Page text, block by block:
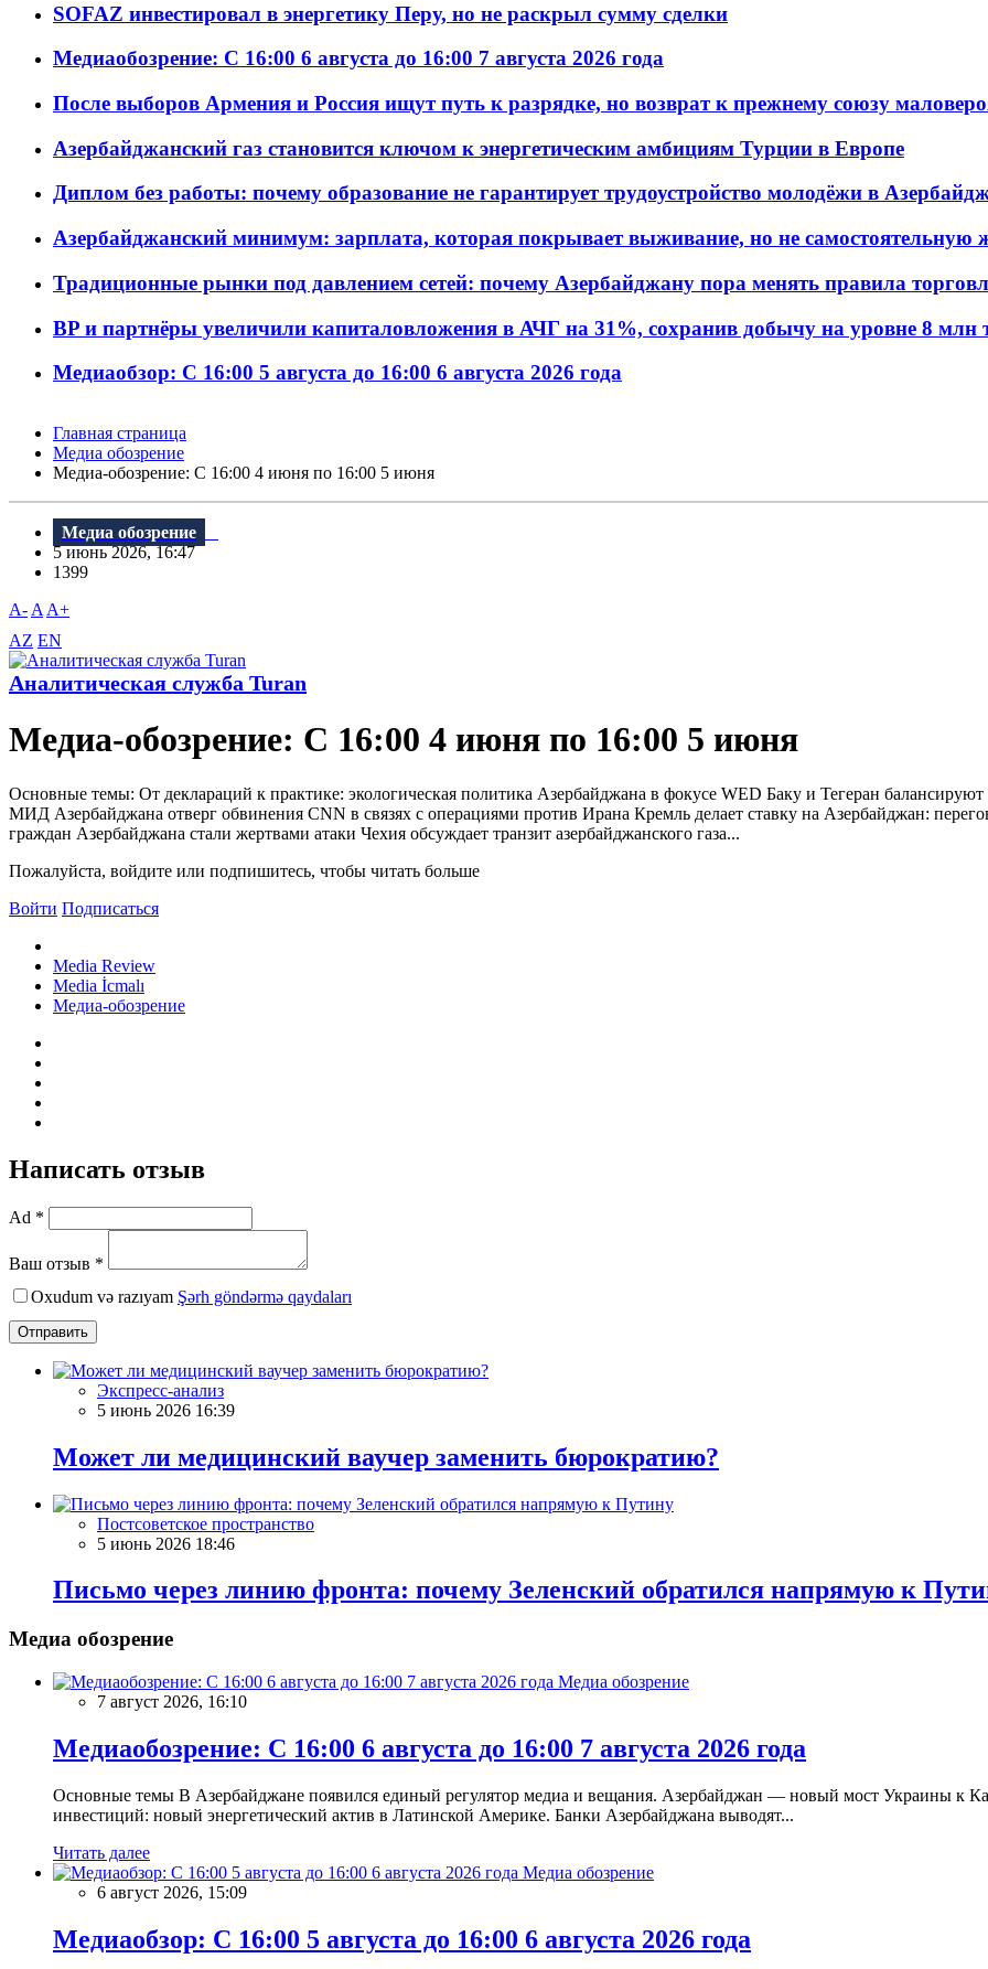
SOFAZ инвестировал в энергетику Перу, но не раскрыл сумму сделки
Медиаобозрение: С 16:00 6 августа до 16:00 7 августа 2026 года
После выборов Армения и Россия ищут путь к разрядке, но возврат к прежнему союзу
Азербайджанский газ становится ключом к энергетическим амбициям Турции в Европе
Диплом без работы: почему образование не гарантирует трудоустройство молодёжи в
Азербайджанский минимум: зарплата, которая покрывает выживание, но не самостоятельную
Традиционные рынки под давлением сетей: почему Азербайджану пора менять правила
BP и партнёры увеличили капиталовложения в АЧГ на 31%, сохранив добычу на уровне 8 млн
Медиаобзор: С 16:00 5 августа до 16:00 6 августа 2026 года
Главная страница
Медиа обозрение
Медиа-обозрение: С 16:00 4 июня по 16:00 5 июня
Медиа обозрение
5 июнь 2026, 16:47
1399
A- A A+
AZ EN
Аналитическая служба Turan
Медиа-обозрение: С 16:00 4 июня по 16:00 5 июня
Основные темы: От деклараций к практике: экологическая политика Азербайджана в фокусе WED Баку и Тегеран
МИД Азербайджана отверг обвинения CNN в связях с операциями против Ирана Кремль делает ставку на Азербайджан:
граждан Азербайджана стали жертвами атаки Чехия обсуждает транзит азербайджанского газа...
Пожалуйста, войдите или подпишитесь, чтобы читать больше
Войти Подписаться
Media Review
Media İcmalı
Медиа-обозрение
Написать отзыв
Ad *
Ваш отзыв *
Oxudum və razıyam Şərh göndərmə qaydaları
Отправить
Экспресс-анализ
5 июнь 2026 16:39
Может ли медицинский ваучер заменить бюрократию?
Постсоветское пространство
5 июнь 2026 18:46
Письмо через линию фронта: почему Зеленский обратился напрямую к
Медиа обозрение
Медиа обозрение
7 август 2026, 16:10
Медиаобозрение: С 16:00 6 августа до 16:00 7 августа 2026 года
Основные темы В Азербайджане появился единый регулятор медиа и вещания. Азербайджан — новый мост Украины к
инвестиций: новый энергетический актив в Латинской Америке. Банки Азербайджана выводят...
Читать далее
Медиа обозрение
6 август 2026, 15:09
Медиаобзор: С 16:00 5 августа до 16:00 6 августа 2026 года